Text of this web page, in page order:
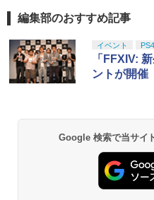
￥3,722
￥6,358
1
ese
￥55,000
Beast
プロダ
￥7,286
1
【純正
￥8,300
ラー (
1
【
ナル三
(オリジ
カー特
り来た
￥
劇場版
窩座再
編集部のおすすめ記事
イベント PS4
「FFXIV:
ントが開催
Google 検索で当サイ